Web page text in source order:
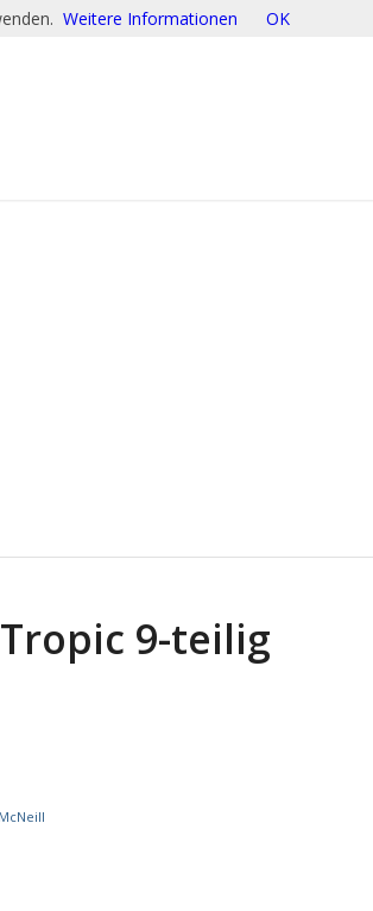
9-teilig
McNeill
Weitere Informationen OK